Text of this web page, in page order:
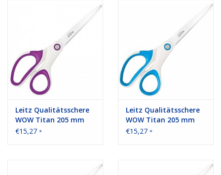
Leitz Qualitätsschere
WOW Titan 205 mm
Farbe: violett/metallic
€15,27 *
Leitz Qualitätsschere
WOW Titan 205 mm
Farbe: blau/metallic
€15,27 *